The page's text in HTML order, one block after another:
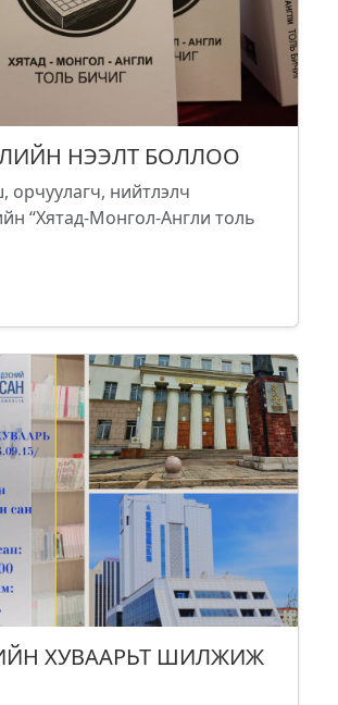
НЭЭЛТ БОЛЛОО
орчуулагч, нийтлэлч
“Хятад-Монгол-Англи толь
ХУВААРЬТ ШИЛЖИЖ